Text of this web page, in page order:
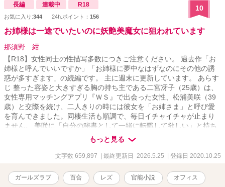
長編 連載中 R18
お気に入り:344 24h.ポイント： 156
10
お姉様は一途でいたいのに妖艶美魔女に狙われています
那須野 紺
【R18】女性同士の性描写多数につきご注意ください。 過去作「お
姉様と呼んでいいですか」「お姉様に夢中なはずなのにその他の誘
惑が多すぎます」の続編です。 主に週末に更新しています。 あらす
じ 整った容姿と大きすぎる胸の持ち主である二宮冴子（25歳）は、
女性専用マッチングアプリ『ＷＳ』で出会った女性、松浦美咲（39
歳）と交際を続け、二人きりの時には彼女を「お姉さま」と呼び愛
を育んできました。同棲生活も順調で、毎日イチャイチャが止まり
ません。 美咲に「自分の秘書として一緒に転職して欲しい」と持ち
掛けられ、悩んだ末に冴子はそれを承諾しました。 誘われた会社
は、大手ホテルチェーンの令嬢・山元容子（41歳）が社長を務め
る、世間でも話題のリゾートホテルチェーン。オリジナルコスメが
ヘッドハンティングされたのです。 新しい職場、しかもようやく念
願叶って美咲の専属秘書になれて喜ぶはずの冴子の心には一抹の不
もっと見る
文字数 659,897 | 最終更新日 2026.5.25 | 登録日 2020.10.25
ガールズラブ 百合 レズ 官能小説 オフィス